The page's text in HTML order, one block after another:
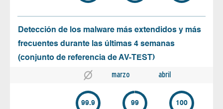
Detección de los malware más extendidos y más
frecuentes durante las últimas 4 semanas
(conjunto de referencia de AV-TEST)
marzo abril
99.9 99 100